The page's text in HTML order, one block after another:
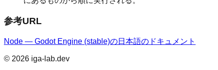
参考URL
Node — Godot Engine (stable)の日本語のドキュメント
© 2026 iga-lab.dev